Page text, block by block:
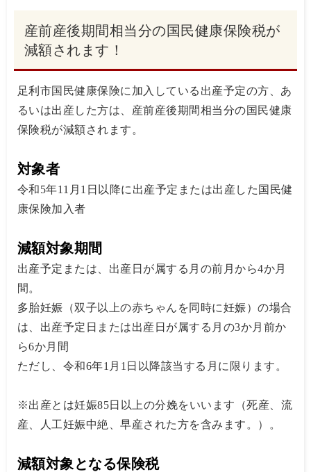
産前産後期間相当分の国民健康保険税が
減額されます！
足利市国民健康保険に加入している出産予定の方、あ
るいは出産した方は、産前産後期間相当分の国民健康
保険税が減額されます。
対象者
令和5年11月1日以降に出産予定または出産した国民健
康保険加入者
減額対象期間
出産予定または、出産日が属する月の前月から4か月
間。
多胎妊娠（双子以上の赤ちゃんを同時に妊娠）の場合
は、出産予定日または出産日が属する月の3か月前か
ら6か月間
ただし、令和6年1月1日以降該当する月に限ります。
※出産とは妊娠85日以上の分娩をいいます（死産、流
産、人工妊娠中絶、早産された方を含みます。）。
減額対象となる保険税